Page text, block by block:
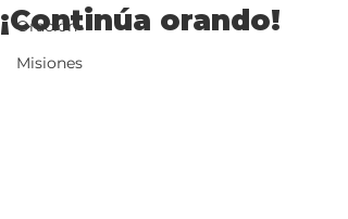
Oración
Misiones
¡Continúa orando!